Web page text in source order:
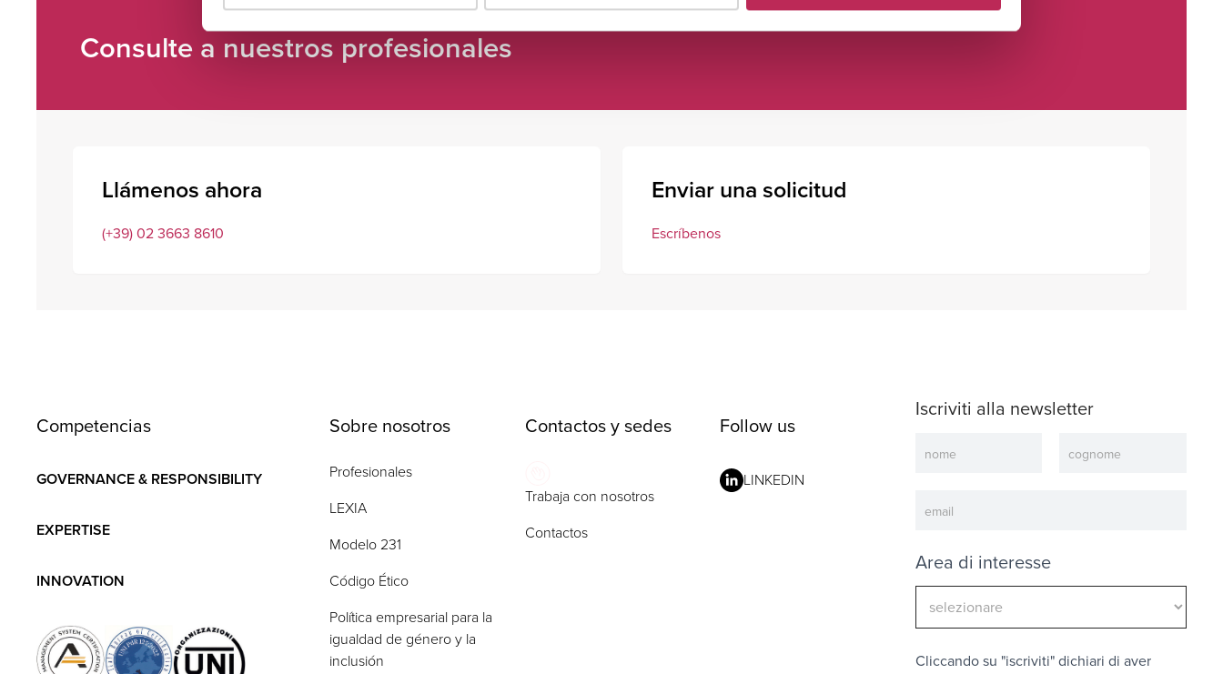
Consulte a nuestros profesionales
Llámenos ahora
(+39) 02 3663 8610
Enviar una solicitud
Escríbenos
Competencias
GOVERNANCE & RESPONSIBILITY
EXPERTISE
INNOVATION
Sobre nosotros
Profesionales
LEXIA
Modelo 231
Código Ético
Política empresarial para la
igualdad de género y la
inclusión
Contactos y sedes
Trabaja con nosotros
Contactos
Follow us
LINKEDIN
Iscriviti alla newsletter
Area di interesse
Cliccando su "iscriviti" dichiari di aver